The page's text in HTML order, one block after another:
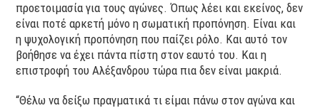
προετοιμασία για τους αγώνες. Όπως λέει και εκείνος, δεν
είναι ποτέ αρκετή μόνο η σωματική προπόνηση. Είναι και
η ψυχολογική προπόνηση που παίζει ρόλο. Και αυτό τον
βοήθησε να έχει πάντα πίστη στον εαυτό του. Και η
επιστροφή του Αλέξανδρου τώρα πια δεν είναι μακριά.
“Θέλω να δείξω πραγματικά τι είμαι πάνω στον αγώνα και